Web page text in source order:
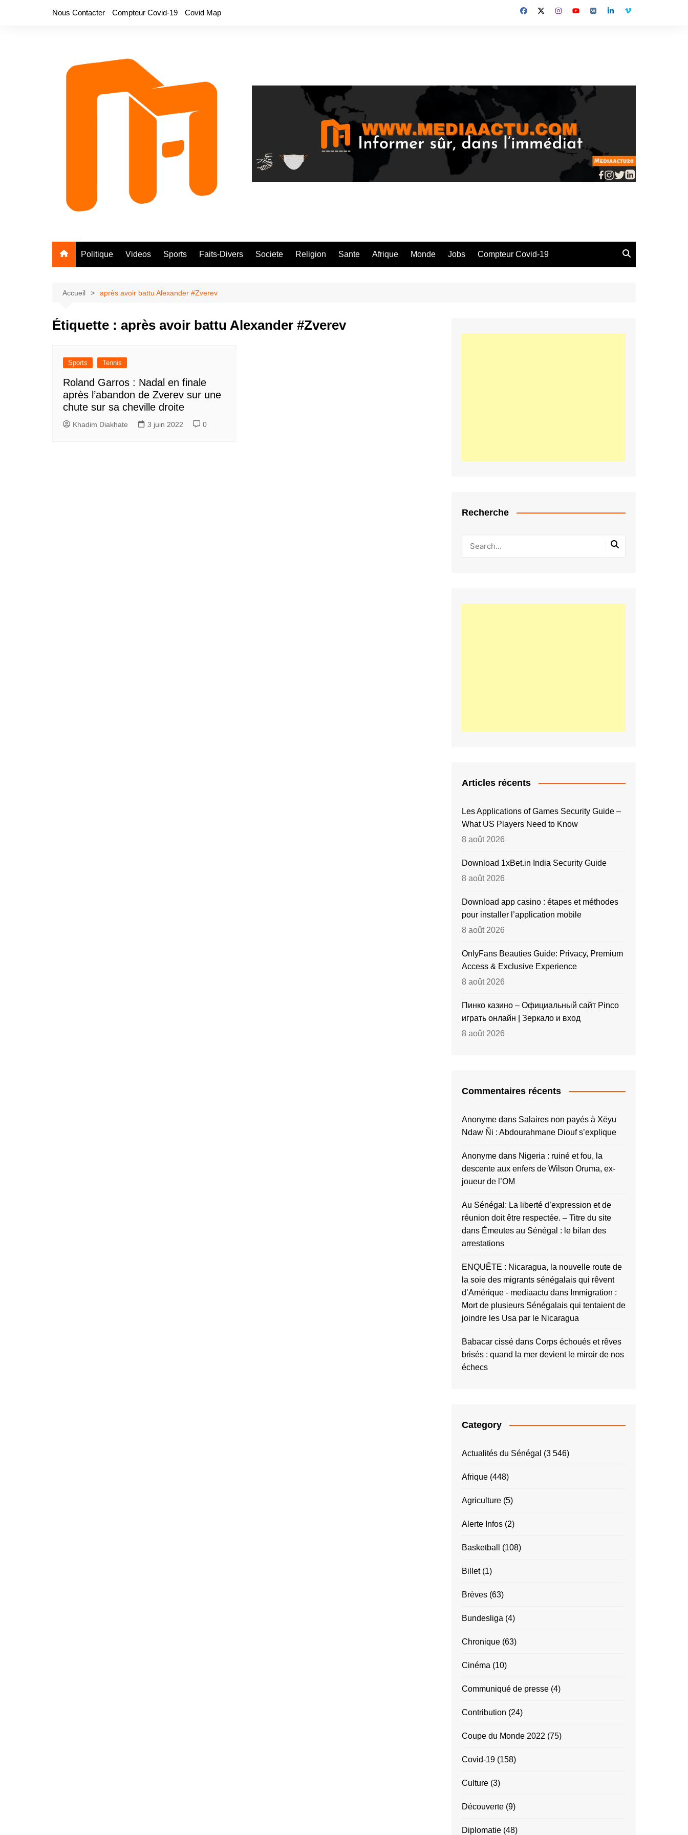
Nous Contacter Compteur Covid-19 Covid Map
Politique Videos Sports Faits-Divers Societe Religion Sante Afrique Monde Jobs Compteur Covid-19
Accueil après avoir battu Alexander #Zverev
Étiquette : après avoir battu Alexander #Zverev
Sports Tennis
Roland Garros : Nadal en finale
après l’abandon de Zverev sur une
chute sur sa cheville droite
Khadim Diakhate 3 juin 2022 0
Recherche
Articles récents
Les Applications of Games Security Guide –
What US Players Need to Know
8 août 2026
Download 1xBet.in India Security Guide
8 août 2026
Download app casino : étapes et méthodes
pour installer l’application mobile
8 août 2026
OnlyFans Beauties Guide: Privacy, Premium
Access & Exclusive Experience
8 août 2026
Пинко казино – Официальный сайт Pinco
играть онлайн | Зеркало и вход
8 août 2026
Commentaires récents
Anonyme dans Salaires non payés à Xëyu
Ndaw Ñi : Abdourahmane Diouf s’explique
Anonyme dans Nigeria : ruiné et fou, la
descente aux enfers de Wilson Oruma, ex-
joueur de l’OM
Au Sénégal: La liberté d’expression et de
réunion doit être respectée. – Titre du site
dans Émeutes au Sénégal : le bilan des
arrestations
ENQUÊTE : Nicaragua, la nouvelle route de
la soie des migrants sénégalais qui rêvent
d’Amérique - mediaactu dans Immigration :
Mort de plusieurs Sénégalais qui tentaient de
joindre les Usa par le Nicaragua
Babacar cissé dans Corps échoués et rêves
brisés : quand la mer devient le miroir de nos
échecs
Category
Actualités du Sénégal (3 546)
Afrique (448)
Agriculture (5)
Alerte Infos (2)
Basketball (108)
Billet(1)
Brèves (63)
Bundesliga (4)
Chronique (63)
Cinéma (10)
Communiqué de presse (4)
Contribution (24)
Coupe du Monde 2022 (75)
Covid-19 (158)
Culture (3)
Découverte (9)
Diplomatie (48)